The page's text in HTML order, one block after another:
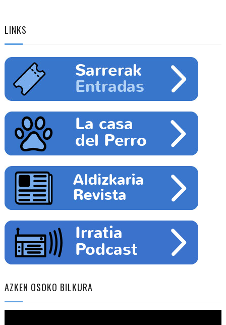
LINKS
AZKEN OSOKO BILKURA